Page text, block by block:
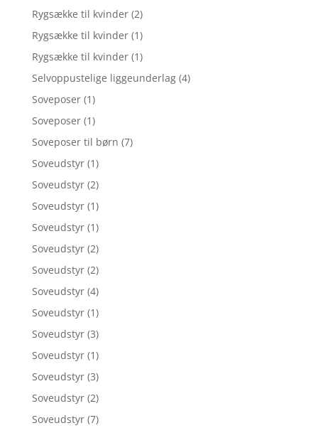
Rygsække til kvinder (2)
Rygsække til kvinder (1)
Rygsække til kvinder (1)
Selvoppustelige liggeunderlag (4)
Soveposer (1)
Soveposer (1)
Soveposer til børn (7)
Soveudstyr (1)
Soveudstyr (2)
Soveudstyr (1)
Soveudstyr (1)
Soveudstyr (2)
Soveudstyr (2)
Soveudstyr (4)
Soveudstyr (1)
Soveudstyr (3)
Soveudstyr (1)
Soveudstyr (3)
Soveudstyr (2)
Soveudstyr (7)